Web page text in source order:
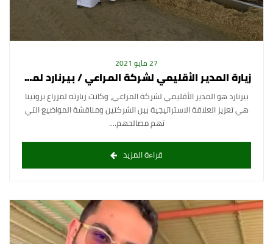
27 مايو 2021
زيارة المدير الأقليمي لشركة المراعي / بيرنارد لمزراع بروتينا الغذائية
بيرنارد هو المدير الأقليمي لشركة المراعي، وكانت زيارته لمزراع بروتينا
هي تعزيز العلاقة الاستراتيجية بين الشركتين ومناقشة المواضيع التي
تهم مصالحهم....
قراءة المزيد